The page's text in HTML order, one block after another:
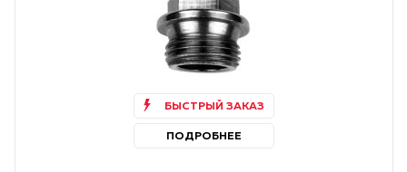
БЫСТРЫЙ ЗАКАЗ
ПОДРОБНЕЕ